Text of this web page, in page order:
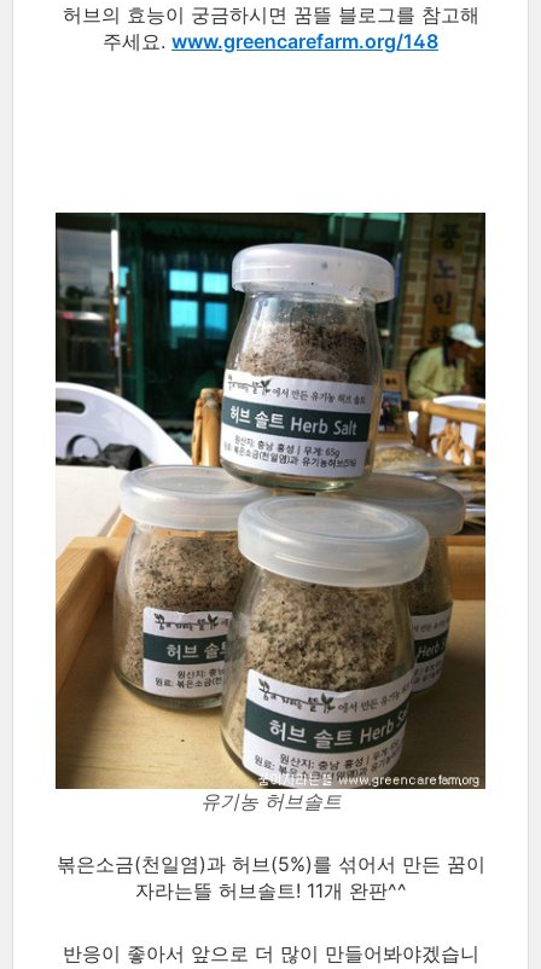
허브의 효능이 궁금하시면 꿈뜰 블로그를 참고해
주세요. www.greencarefarm.org/148
유기농 허브솔트
볶은소금(천일염)과 허브(5%)를 섞어서 만든 꿈이
자라는뜰 허브솔트! 11개 완판^^
반응이 좋아서 앞으로 더 많이 만들어봐야겠습니